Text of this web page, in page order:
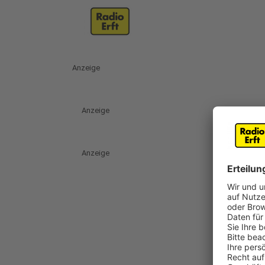
Anzeige
Anzeige
Anzeige